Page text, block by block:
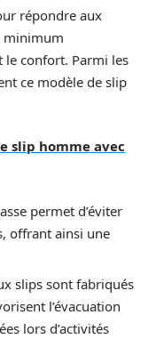
répondre aux
minimum
le confort. Parmi les
ce modèle de slip
slip homme avec
permet d’éviter
offrant ainsi une
slips sont fabriqués
l’évacuation
lors d’activités